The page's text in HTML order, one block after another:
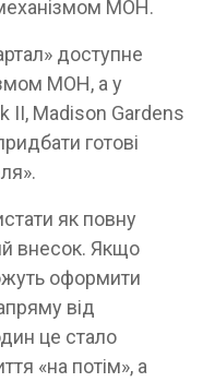
МОН.
доступне
МОН, а у
II, Madison Gardens
готові
як повну
внесок. Якщо
оформити
від
це стало
«на потім», а